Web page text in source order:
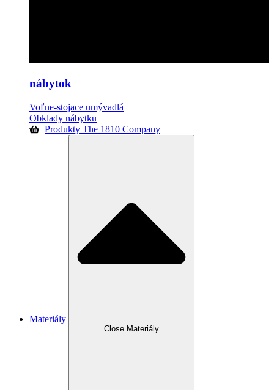
nábytok
Voľne-stojace umývadlá
Obklady nábytku
Produkty The 1810 Company
Materiály
Close Materiály